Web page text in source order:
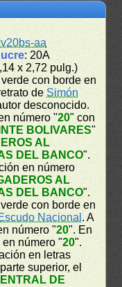
aa
: 20A
x 2,72 pulg.)
con borde en
de Simón
desconocido.
número "20" con
BOLIVARES"
AL
DEL BANCO".
en número
AL
DEL BANCO".
con borde en
Nacional . A
número "20". En
número "20".
en letras
superior, el
DE